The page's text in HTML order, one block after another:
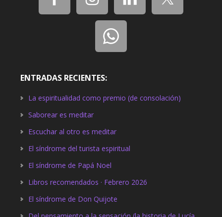
ENTRADAS RECIENTES:
La espiritualidad como premio (de consolación)
Saborear es meditar
Escuchar al otro es meditar
El síndrome del turista espiritual
El síndrome de Papá Noel
Libros recomendados · Febrero 2026
El síndrome de Don Quijote